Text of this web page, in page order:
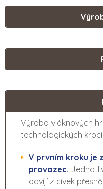
Výroba vláknových
technologických
V prvním kroku je
provazec.
odvíjí z cívek